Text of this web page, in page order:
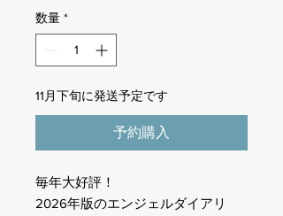
数量 *
11月下旬に発送予定です
予約購入
毎年大好評！
2026年版のエンジェルダイアリ